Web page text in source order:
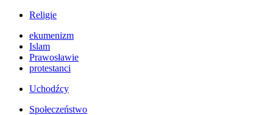
Religie
ekumenizm
Islam
Prawosławie
protestanci
Uchodźcy
Społeczeństwo